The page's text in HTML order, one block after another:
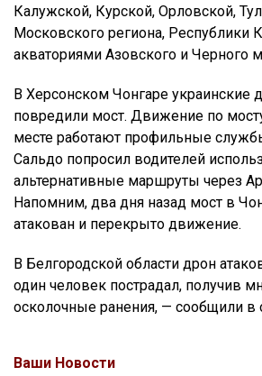
Калужской, Курской, Орловской,
Московского региона, Республики
акваториями Азовского и Черного
В Херсонском Чонгаре украинские
повредили мост. Движение по
месте работают профильные
Сальдо попросил водителей
альтернативные маршруты через
Напомним, два дня назад мост в
атакован и перекрыто движение.
В Белгородской области дрон
один человек пострадал, получив
осколочные ранения, — сообщили в
Ваши Новости